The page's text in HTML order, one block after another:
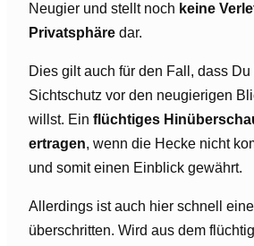
Neugier und stellt noch keine
Privatsphäre dar.
Dies gilt auch für den Fall, dass
Sichtschutz vor den neugierigen
willst. Ein flüchtiges
ertragen, wenn die Hecke nicht
und somit einen Einblick gewährt.
Allerdings ist auch hier schnell
überschritten. Wird aus dem